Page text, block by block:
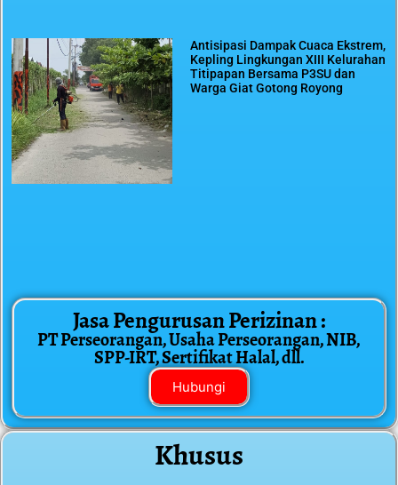
Antisipasi Dampak Cuaca Ekstrem,
Kepling Lingkungan XIII Kelurahan
Titipapan Bersama P3SU dan
Warga Giat Gotong Royong
Jasa Pengurusan Perizinan :
PT Perseorangan, Usaha Perseorangan, NIB,
SPP-IRT, Sertifikat Halal, dll.
Hubungi
Khusus